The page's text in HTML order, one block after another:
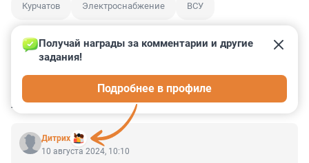
Курчатов Электроснабжение ВСУ
КОММЕНТАРИИ 1
Дитрих
Получай награды за комментарии и другие
задания!
Подробнее в профиле
10 августа 2024, 10:10